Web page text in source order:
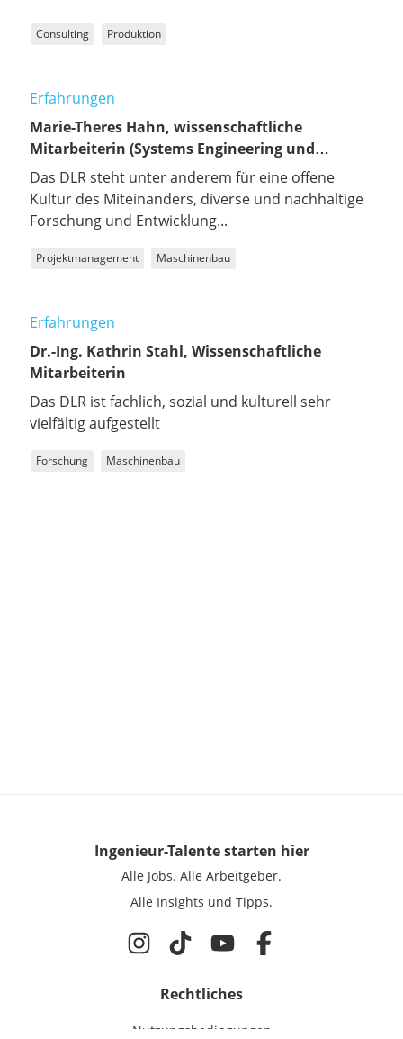
Consulting Produktion
Erfahrungen
Marie-Theres Hahn, wissenschaftliche
Mitarbeiterin (Systems Engineering und
Projektmanagement)
Das DLR steht unter anderem für eine offene
Kultur des Miteinanders, diverse und nachhaltige
Forschung und Entwicklung...
Projektmanagement Maschinenbau
Erfahrungen
Dr.-Ing. Kathrin Stahl, Wissenschaftliche
Mitarbeiterin
Das DLR ist fachlich, sozial und kulturell sehr
vielfältig aufgestellt
Forschung Maschinenbau
Ingenieur-Talentestarten hier
Alle Jobs. Alle Arbeitgeber.
Alle Insights und Tipps.
Rechtliches
Nutzungsbedingungen